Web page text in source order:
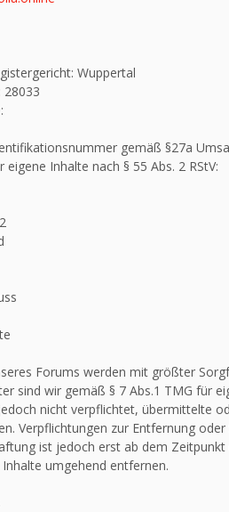
Wuppertal
28033
gemäß §27a
Inhalte nach § 55 Abs. 2 RStV:
Forums werden mit größter
sind wir gemäß § 7 Abs.1 TMG für
nicht verpflichtet, übermittelte
Verpflichtungen zur Entfernung
ist jedoch erst ab dem
umgehend entfernen.